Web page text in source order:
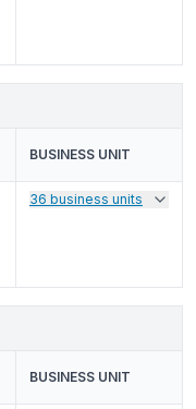
BUSINESS UNIT
36 business units
BUSINESS UNIT